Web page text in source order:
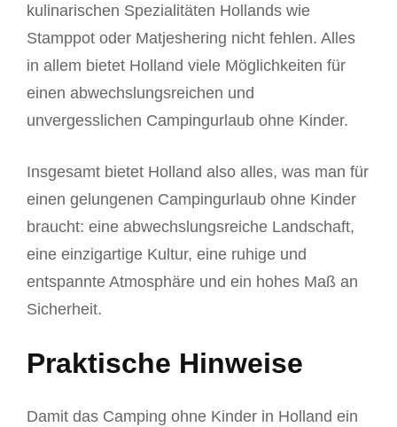
kulinarischen Spezialitäten Hollands wie
Stamppot oder Matjeshering nicht fehlen. Alles
in allem bietet Holland viele Möglichkeiten für
einen abwechslungsreichen und
unvergesslichen Campingurlaub ohne Kinder.
Insgesamt bietet Holland also alles, was man für
einen gelungenen Campingurlaub ohne Kinder
braucht: eine abwechslungsreiche Landschaft,
eine einzigartige Kultur, eine ruhige und
entspannte Atmosphäre und ein hohes Maß an
Sicherheit.
Praktische Hinweise
Damit das Camping ohne Kinder in Holland ein